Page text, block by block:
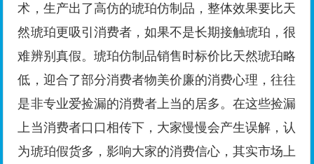
术，生产出了高仿的琥珀仿制品，整体效果要比天
然琥珀更吸引消费者，如果不是长期接触琥珀，很
难辨别真假。琥珀仿制品销售时标价比天然琥珀略
低，迎合了部分消费者物美价廉的消费心理，往往
是非专业爱捡漏的消费者上当的居多。在这些捡漏
上当消费者口口相传下，大家慢慢会产生误解，认
为琥珀假货多，影响大家的消费信心，其实市场上